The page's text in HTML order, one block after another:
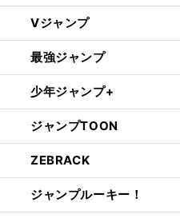
Vジャンプ
最強ジャンプ
少年ジャンプ+
ジャンプTOON
ZEBRACK
ジャンプルーキー！